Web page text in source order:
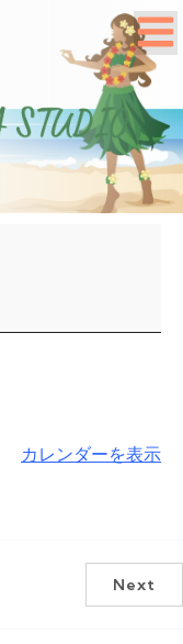
カレンダーを表示
Next